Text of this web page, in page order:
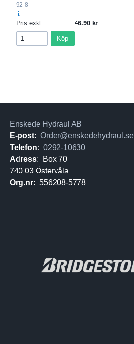
92-8
Pris exkl. 46.90
Köp
Enskede Hydraul AB
E-post: Order@enskedehydraul.se
Telefon: 0292-10630
Adress:
Box 70
740 03 Östervåla
Org.nr: 556208-5778